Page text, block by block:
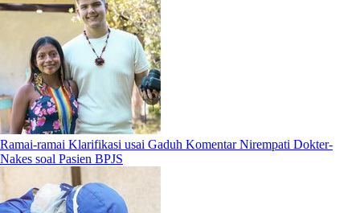
Ramai-ramai Klarifikasi usai Gaduh Komentar Nirempati Dokter-
Nakes soal Pasien BPJS